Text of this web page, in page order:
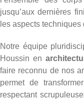
jusqu’aux dernières
les aspects
Notre équipe
Houssin en
faire reconnu de nos
permet de
respectant